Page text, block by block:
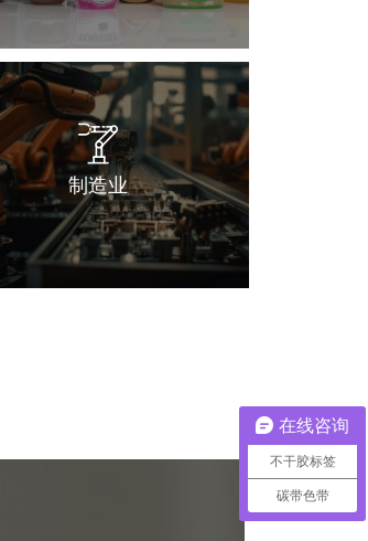
制造业
在线咨询
不干胶标签
碳带色带